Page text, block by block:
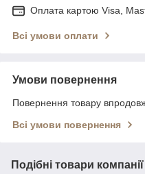
Оплата картою Visa,
Всі умови оплати
Умови повернення
Повернення товару
Всі умови повернення
Подібні товари компанії